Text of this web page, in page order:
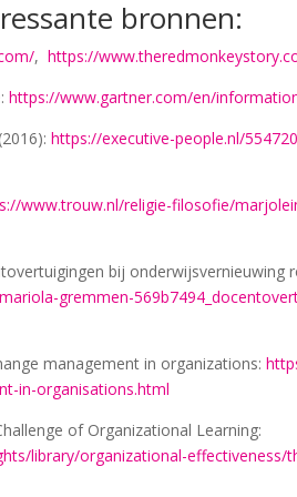
bronnen:
,https://
https://www.gartner.com/en/
https://executive-people.nl/
www.trouw.nl/religie-filosofie/
bij onderwijsvernieuwing
gremmen-
management in organizations:
in-organisations.html
of Organizational Learning:
library/organizational-